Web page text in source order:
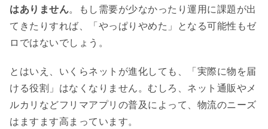
はありません。もし需要が少なかったり運用に課題が出
てきたりすれば、「やっぱりやめた」となる可能性もゼ
ロではないでしょう。
とはいえ、いくらネットが進化しても、「実際に物を届
ける役割」はなくなりません。むしろ、ネット通販やメ
ルカリなどフリマアプリの普及によって、物流のニーズ
はますます高まっています。